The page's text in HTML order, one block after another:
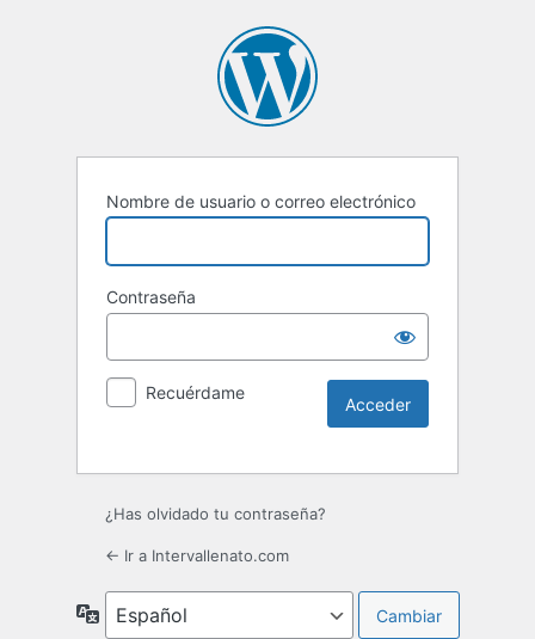
Nombre de usuario o correo electrónico
Contraseña
Recuérdame
¿Has olvidado tu contraseña?
← Ir a Intervallenato.com
Idioma